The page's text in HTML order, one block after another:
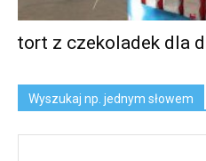
tort z czekoladek dla
Wyszukaj np. jednym słowem